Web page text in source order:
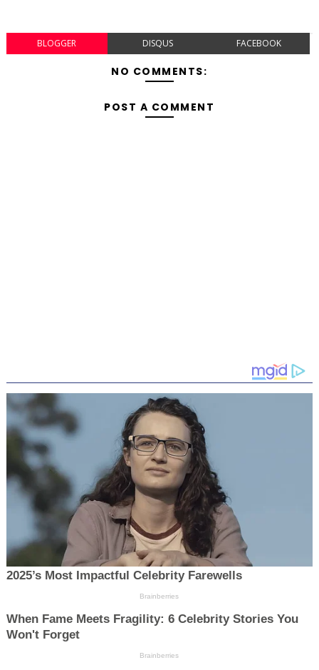
BLOGGER DISQUS FACEBOOK
NO COMMENTS:
POST A COMMENT